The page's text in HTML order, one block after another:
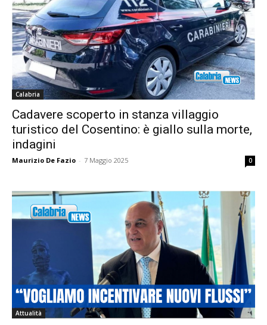
Calabria
Cadavere scoperto in stanza villaggio
turistico del Cosentino: è giallo sulla morte,
indagini
Maurizio De Fazio - 7 Maggio 2025 0
Attualità